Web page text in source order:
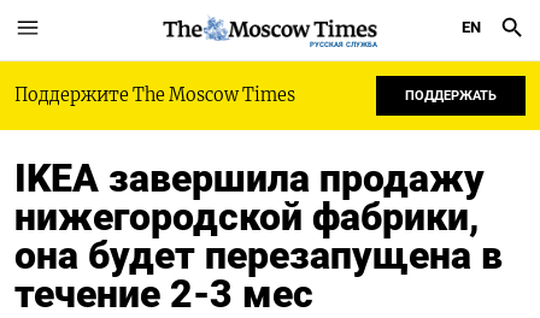
РУССКАЯ СЛУЖБА
EN
Поддержите The Moscow Times ПОДДЕРЖАТЬ
IKEA завершила продажу
нижегородской фабрики,
она будет перезапущена в
течение 2-3 мес